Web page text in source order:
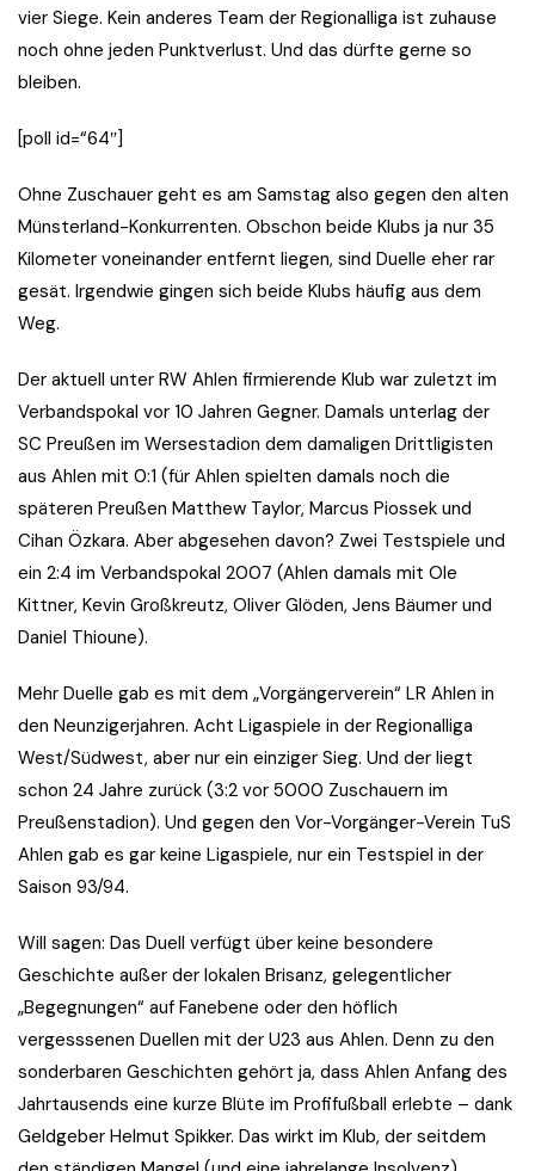
vier Siege. Kein anderes Team der Regionalliga ist zuhause
noch ohne jeden Punktverlust. Und das dürfte gerne so
bleiben.
[poll id=“64″]
Ohne Zuschauer geht es am Samstag also gegen den alten
Münsterland-Konkurrenten. Obschon beide Klubs ja nur 35
Kilometer voneinander entfernt liegen, sind Duelle eher rar
gesät. Irgendwie gingen sich beide Klubs häufig aus dem
Weg.
Der aktuell unter RW Ahlen firmierende Klub war zuletzt im
Verbandspokal vor 10 Jahren Gegner. Damals unterlag der
SC Preußen im Wersestadion dem damaligen Drittligisten
aus Ahlen mit 0:1 (für Ahlen spielten damals noch die
späteren Preußen Matthew Taylor, Marcus Piossek und
Cihan Özkara. Aber abgesehen davon? Zwei Testspiele und
ein 2:4 im Verbandspokal 2007 (Ahlen damals mit Ole
Kittner, Kevin Großkreutz, Oliver Glöden, Jens Bäumer und
Daniel Thioune).
Mehr Duelle gab es mit dem „Vorgängerverein“ LR Ahlen in
den Neunzigerjahren. Acht Ligaspiele in der Regionalliga
West/Südwest, aber nur ein einziger Sieg. Und der liegt
schon 24 Jahre zurück (3:2 vor 5000 Zuschauern im
Preußenstadion). Und gegen den Vor-Vorgänger-Verein TuS
Ahlen gab es gar keine Ligaspiele, nur ein Testspiel in der
Saison 93/94.
Will sagen: Das Duell verfügt über keine besondere
Geschichte außer der lokalen Brisanz, gelegentlicher
„Begegnungen“ auf Fanebene oder den höflich
vergesssenen Duellen mit der U23 aus Ahlen. Denn zu den
sonderbaren Geschichten gehört ja, dass Ahlen Anfang des
Jahrtausends eine kurze Blüte im Profifußball erlebte – dank
Geldgeber Helmut Spikker. Das wirkt im Klub, der seitdem